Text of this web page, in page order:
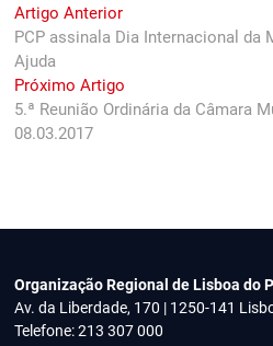
Navegação
de
artigos
Artigo AnteriorPrevious
post:
PCP assinala Dia Internacional da
Ajuda
Próximo Artigo
post:
5.ª Reunião Ordinária da Câmara
08.03.2017
Organização Regional de Lisboa do
Av. da Liberdade, 170 | 1250-141
Telefone: 213 307 000